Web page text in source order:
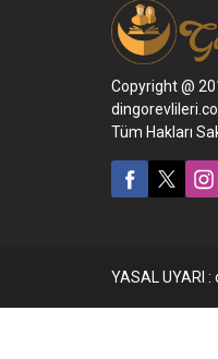
Copyright @
Tüm Hakları
YASAL UYARI